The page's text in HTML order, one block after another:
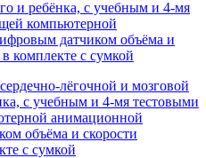
лёгочной и мозговой
с учебным и 4-мя тестовыми
анимационной
объёма и скорости
с сумкой